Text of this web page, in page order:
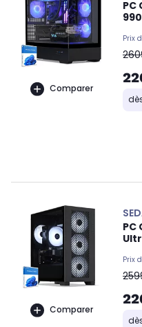
Comparer
PC
Prix
Comparer
PC
Prix